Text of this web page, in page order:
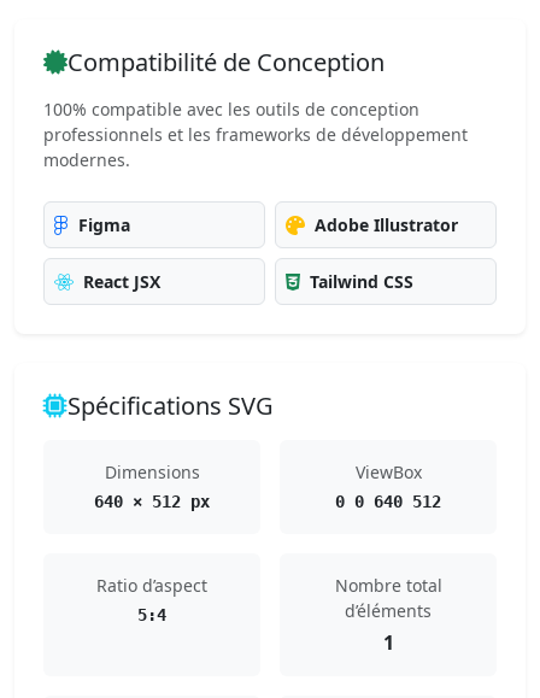
Compatibilité de Conception
100% compatible avec les outils de conception
professionnels et les frameworks de développement
modernes.
Figma Adobe Illustrator
React JSX Tailwind CSS
Spécifications SVG
Dimensions
640 × 512 px
ViewBox
0 0 640 512
Ratio d’aspect
5:4
Nombre total
d’éléments
1